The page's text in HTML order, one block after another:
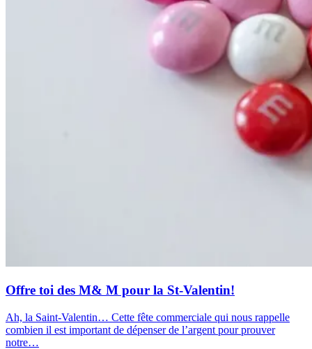
Offre toi des M& M pour la St-Valentin!
Ah, la Saint-Valentin… Cette fête commerciale qui nous rappelle
combien il est important de dépenser de l’argent pour prouver
notre…